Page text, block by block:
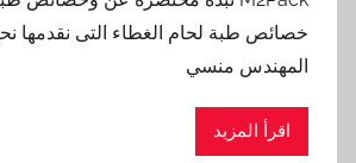
خصائص طبة لحام الغطاء التى نقدمها
المهندس منسي
اقرأ المزيد